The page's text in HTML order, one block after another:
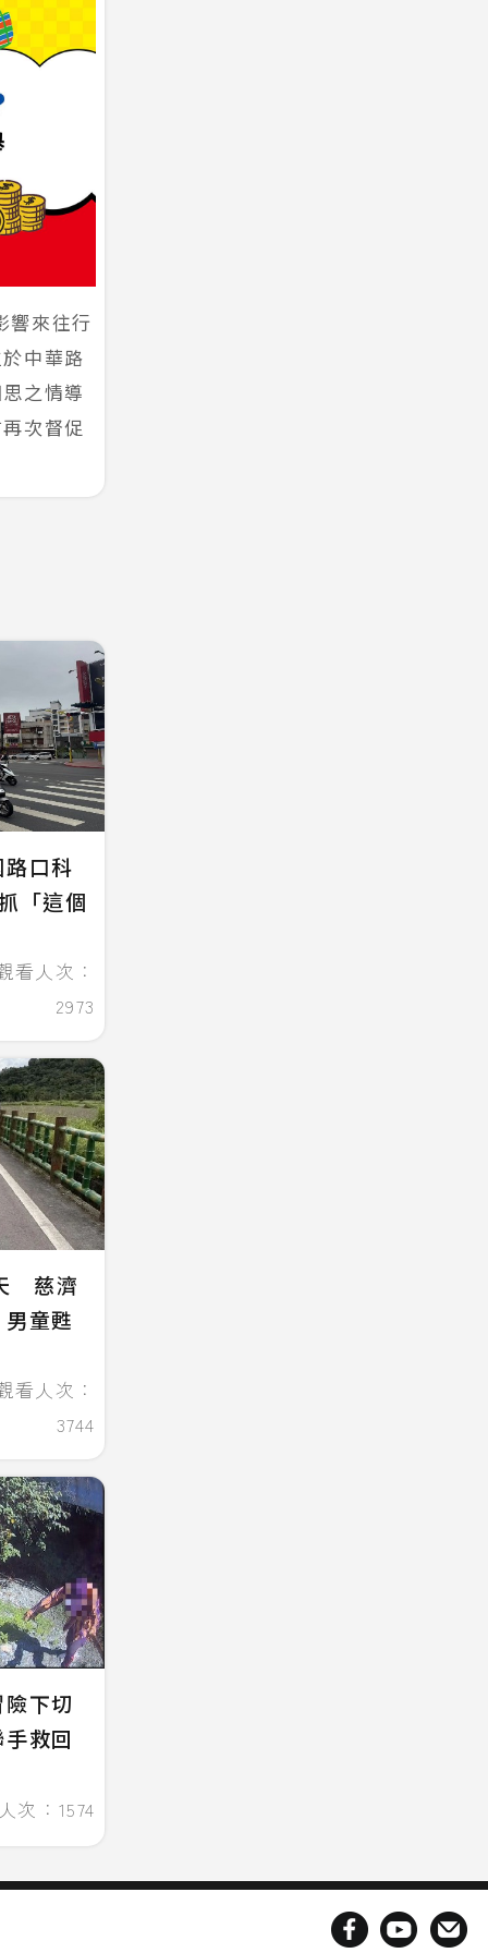
來往行
中華路
之情導
次督促
口科
「這個
看人次：
2973
慈濟
童甦
看人次：
3744
下切
救回
次：1574